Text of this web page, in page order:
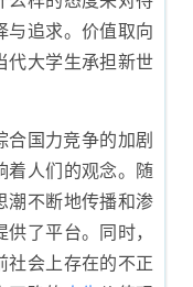
与追求。价值取向
代大学生承担新世
国力竞争的加剧
着人们的观念。随
潮不断地传播和渗
了平台。同时，
社会上存在的不正